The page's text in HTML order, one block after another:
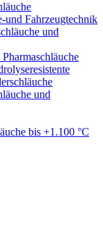
und Fahrzeugtechnik
und
und
bis +1.100 °C